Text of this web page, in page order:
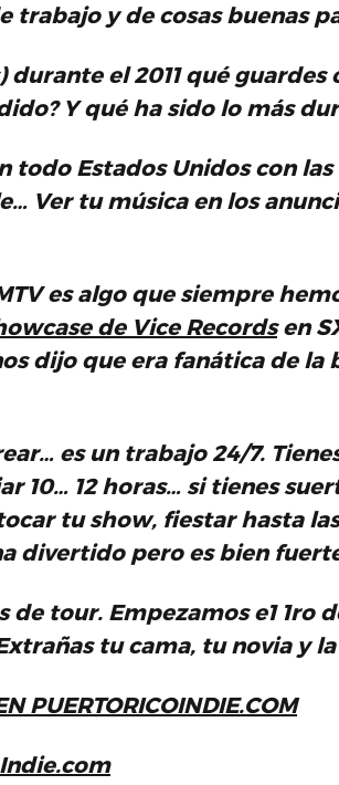
trabajo y de cosas buenas
durante el 2011 qué
Y qué ha sido lo más
todo Estados Unidos con
Ver tu música en los
es algo que siempre
de Vice Recordsen
dijo que era fanática de la
… es un trabajo 24/7.
10… 12 horas… si tienes
tu show, fiestar hasta
divertido pero es bien
de tour. Empezamos e1 1ro
tu cama, tu novia y
PUERTORICOINDIE.COM